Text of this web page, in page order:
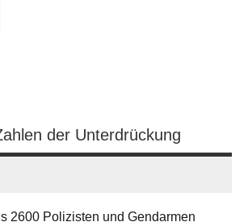
der Unterdrückung
2600 Polizisten und Gendarmen